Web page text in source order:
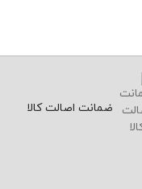
ضمانت اصالت کالا